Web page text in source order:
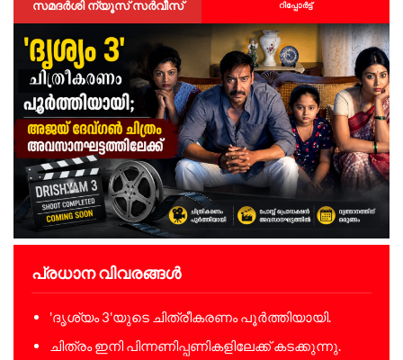
സമദർശി ന്യൂസ് സർവീസ് റിപ്പോര്‍ട്ട്
പ്രധാന വിവരങ്ങൾ
'ദൃശ്യം 3'യുടെ ചിത്രീകരണം പൂർത്തിയായി.
ചിത്രം ഇനി പിന്നണിപ്പണികളിലേക്ക് കടക്കുന്നു.